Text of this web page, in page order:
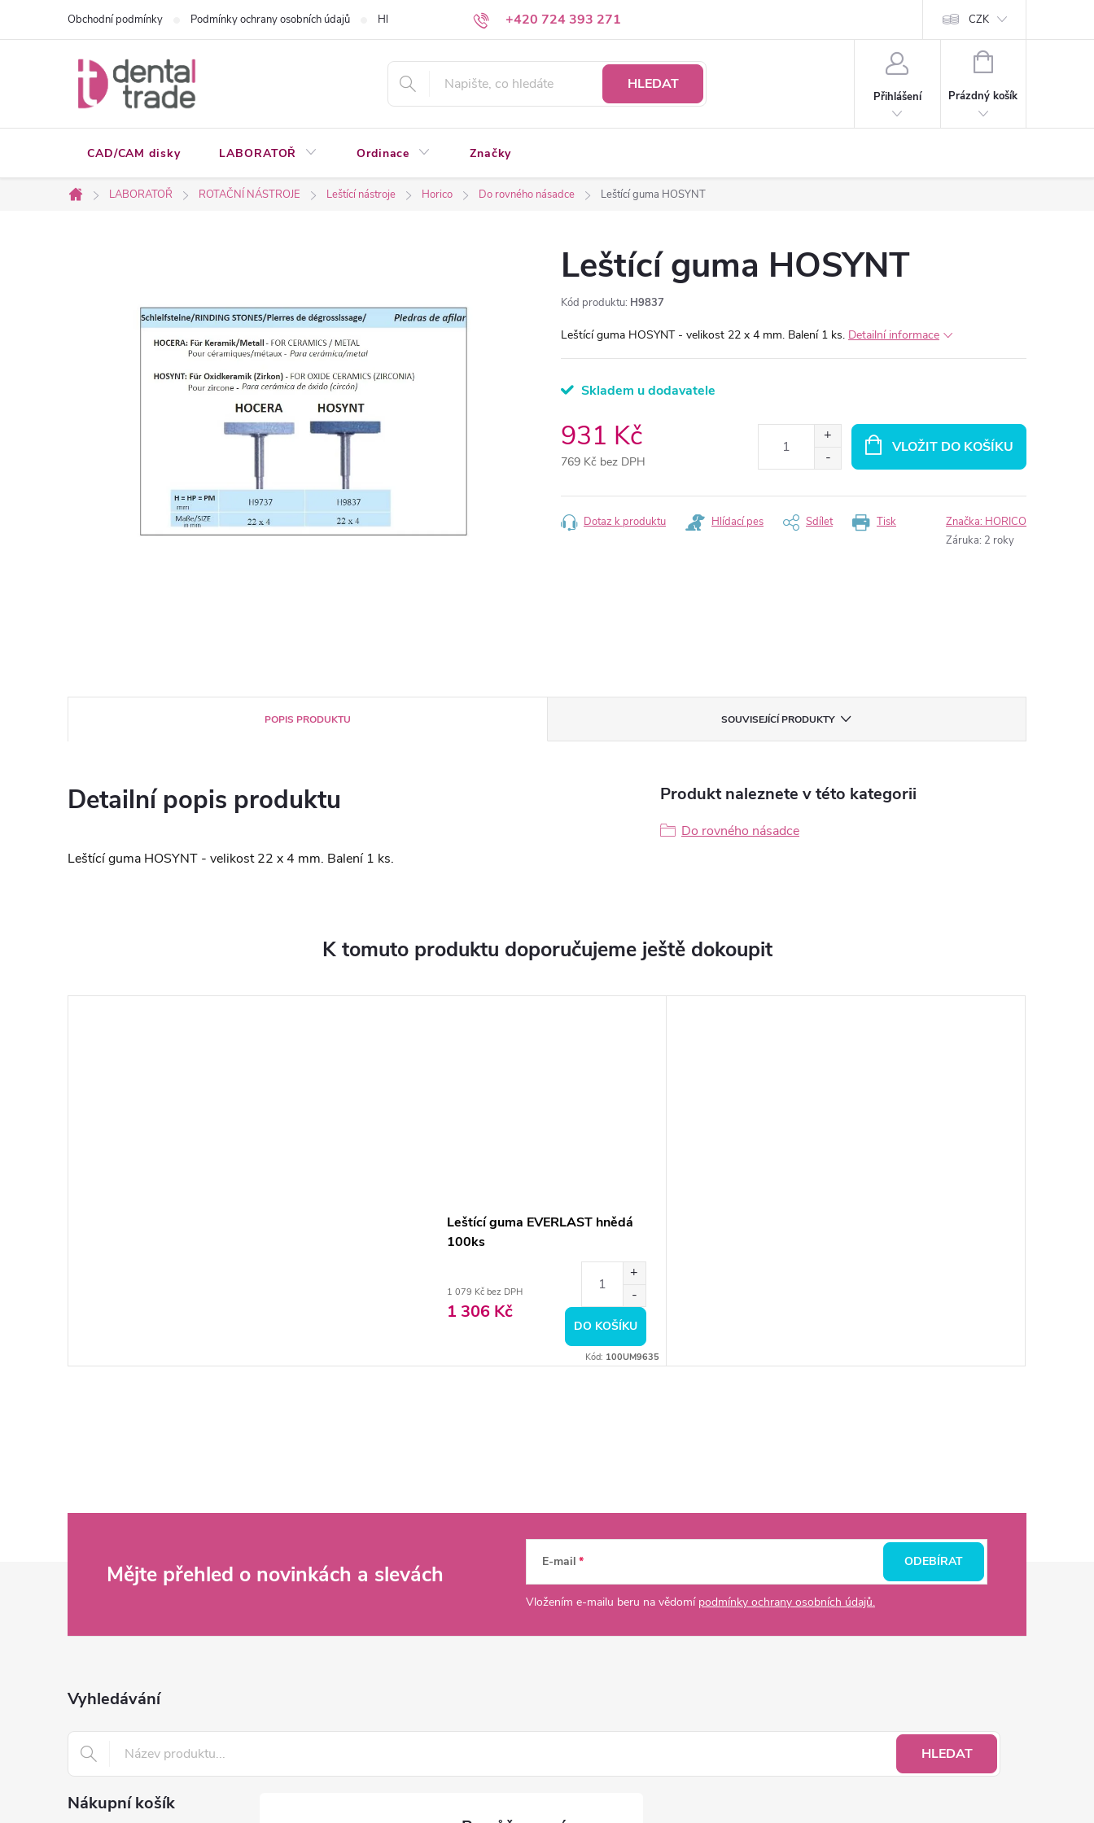
+420 724 393 271
Obchodní podmínky Podmínky ochrany osobních údajů Hledáte a nenacházíte? Napište nám CZK
HLEDAT
Přihlášení
NÁKUPNÍ
Prázdný košík
CAD/CAM disky LABORATOŘ Ordinace Značky
Domů
LABORATOŘ ROTAČNÍ NÁSTROJE Leštící nástroje Horico Do rovného násadce Leštící guma HOSYNT
Leštící guma HOSYNT
Kód produktu: H9837
Leštící guma HOSYNT - velikost 22 x 4 mm. Balení 1 ks. Detailní informace
Skladem u dodavatele
931 Kč
769 Kč bez DPH
cena:
VLOŽIT DO KOŠÍKU
Tisk
Dotaz k produktu Hlídací pes Sdílet Značka: HORICO
Záruka: 2 roky
POPIS PRODUKTU SOUVISEJÍCÍ PRODUKTY
Detailní popis produktu
Leštící guma HOSYNT - velikost 22 x 4 mm. Balení 1 ks.
Produkt naleznete v této kategorii
Do rovného násadce
K tomuto produktu doporučujeme ještě dokoupit
Leštící guma EVERLAST hnědá
100ks
1 079 Kč bez DPH
1 306 Kč
DO KOŠÍKU
Kód: 100UM9635
Mějte přehled o novinkách a slevách E-mail
Vložením e-mailu beru na vědomí podmínky ochrany osobních údajů.
ODEBÍRAT
Vyhledávání
HLEDAT
Nákupní košík